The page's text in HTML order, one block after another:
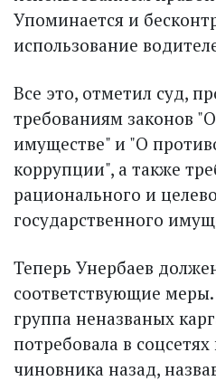
Упоминается и
использование
Все это, отметил суд,
требованиям законов
имуществе" и "О
коррупции", а также
рационального и
государственного
Теперь Унербаев
соответствующие
группа неназваных
потребовала в соцсетях
чиновника назад,